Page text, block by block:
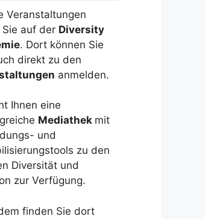
Veranstaltungen
auf der Diversity
. Dort können Sie
direkt zu den
anmelden.
Ihnen eine
Mediathek mit
und
zu den
Diversität und
zur Verfügung.
finden Sie dort